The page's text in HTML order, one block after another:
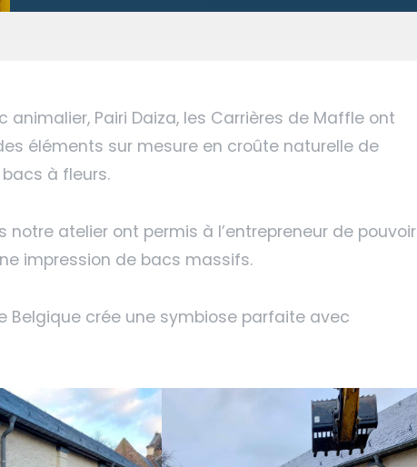
Pairi Daiza, les Carrières de Maffle ont
éléments sur mesure en croûte naturelle de
à fleurs.
atelier ont permis à l’entrepreneur de pouvoir
impression de bacs massifs.
Belgique crée une symbiose parfaite avec